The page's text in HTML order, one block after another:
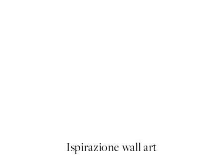
Ispirazione wall art